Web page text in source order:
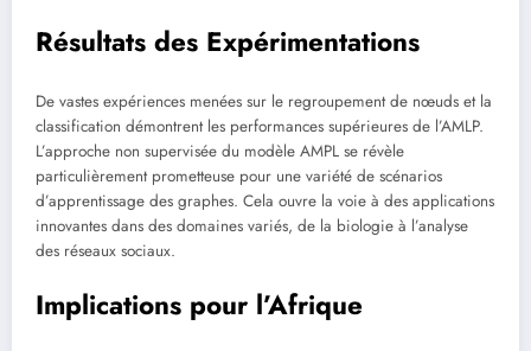
Résultats des Expérimentations
De vastes expériences menées sur le regroupement de nœuds et la
classification démontrent les performances supérieures de l’AMLP.
L’approche non supervisée du modèle AMPL se révèle
particulièrement prometteuse pour une variété de scénarios
d’apprentissage des graphes. Cela ouvre la voie à des applications
innovantes dans des domaines variés, de la biologie à l’analyse
des réseaux sociaux.
Implications pour l’Afrique